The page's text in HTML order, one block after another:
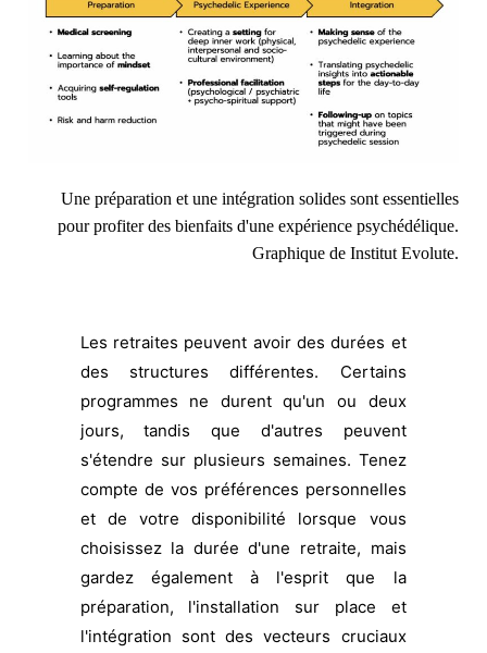
Une préparation et une intégration solides sont essentielles
pour profiter des bienfaits d'une expérience psychédélique.
Graphique de Institut Evolute.
Les retraites peuvent avoir des durées et
des structures différentes. Certains
programmes ne durent qu'un ou deux
jours, tandis que d'autres peuvent
s'étendre sur plusieurs semaines. Tenez
compte de vos préférences personnelles
et de votre disponibilité lorsque vous
choisissez la durée d'une retraite, mais
gardez également à l'esprit que la
préparation, l'installation sur place et
l'intégration sont des vecteurs cruciaux